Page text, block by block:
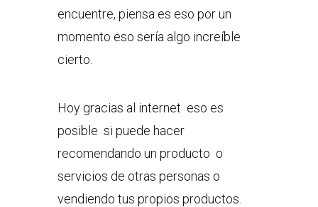
encuentre, piensa es eso por un
momento eso sería algo increíble
cierto.
Hoy gracias al internet eso es
posible si puede hacer
recomendando un producto o
servicios de otras personas o
vendiendo tus propios productos.